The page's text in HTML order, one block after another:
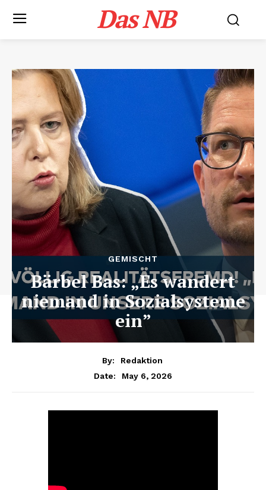
Das NB
GEMISCHT
Bärbel Bas: „Es wandert
niemand in Sozialsysteme
ein”
By:
Redaktion
Date:
May 6, 2026